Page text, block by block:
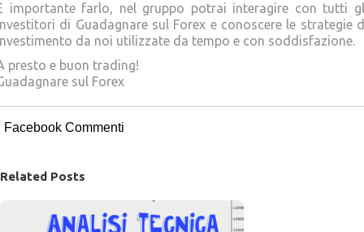
importante farlo, nel gruppo potrai interagire con tutti
di Guadagnare sul Forex e conoscere le strategie
da noi utilizzate da tempo e con soddisfazione.
presto e buon trading!
sul Forex
Facebook Commenti
Related Posts